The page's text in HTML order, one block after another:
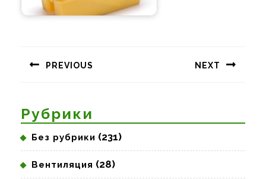
записям
PREVIOUS NEXT
Рубрики
Без рубрики (231)
Вентиляция (28)